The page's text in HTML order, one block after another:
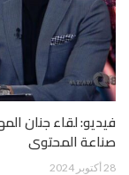
فيديو: لقاء جنان
صناعة المحتوى
28 أكتوبر 2024